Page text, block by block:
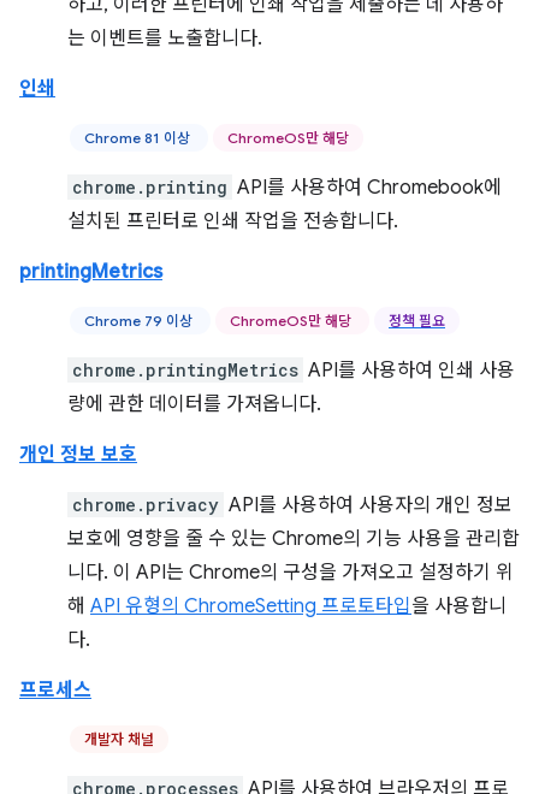
하고, 이러한 프린터에 인쇄 작업을 제출하는 데 사용하
는 이벤트를 노출합니다.
인쇄
Chrome 81 이상 ChromeOS만 해당
chrome.printing API를 사용하여 Chromebook에
설치된 프린터로 인쇄 작업을 전송합니다.
printingMetrics
Chrome 79 이상 ChromeOS만 해당 정책 필요
chrome.printingMetrics API를 사용하여 인쇄 사용
량에 관한 데이터를 가져옵니다.
개인 정보 보호
chrome.privacy API를 사용하여 사용자의 개인 정보
보호에 영향을 줄 수 있는 Chrome의 기능 사용을 관리합
니다. 이 API는 Chrome의 구성을 가져오고 설정하기 위
해 API 유형의 ChromeSetting 프로토타입 을 사용합니
다.
프로세스
개발자 채널
chrome.processes API를 사용하여 브라우저의 프로